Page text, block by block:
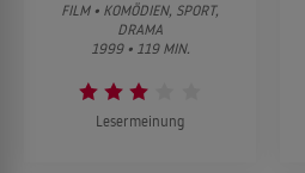
FILM • KOMÖDIEN, SPORT,
DRAMA
1999 • 119 MIN.
Lesermeinung